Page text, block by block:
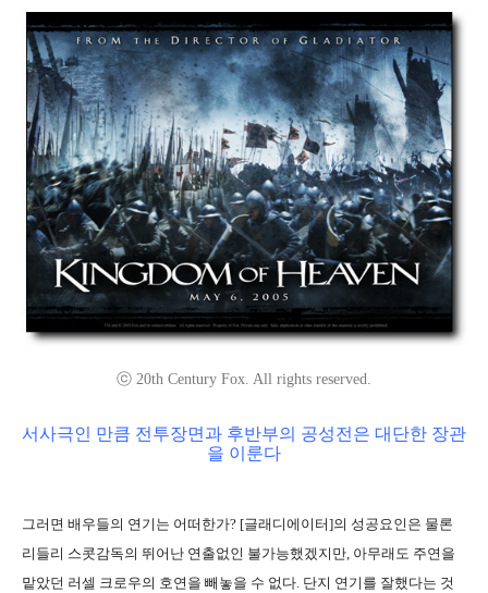
ⓒ 20th Century Fox. All rights reserved.
서사극인 만큼 전투장면과 후반부의 공성전은 대단한 장관
을 이룬다
그러면 배우들의 연기는 어떠한가? [글래디에이터]의 성공요인은 물론
리들리 스콧감독의 뛰어난 연출없인 불가능했겠지만, 아무래도 주연을
맡았던 러셀 크로우의 호연을 빼놓을 수 없다. 단지 연기를 잘했다는 것